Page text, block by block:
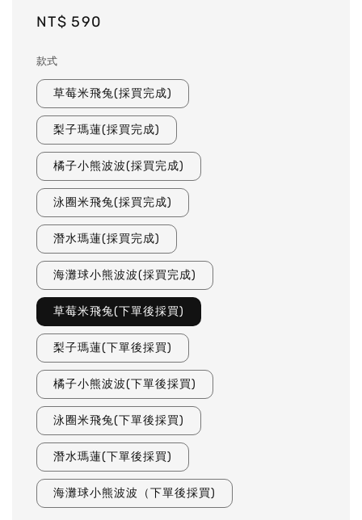
Regular
NT$ 590
款式
草莓米飛兔(採買完成)
梨子瑪蓮(採買完成)
橘子小熊波波(採買完成)
泳圈米飛兔(採買完成)
潛水瑪蓮(採買完成)
海灘球小熊波波(採買完成)
草莓米飛兔(下單後採買)
梨子瑪蓮(下單後採買)
橘子小熊波波(下單後採買)
泳圈米飛兔(下單後採買)
潛水瑪蓮(下單後採買)
海灘球小熊波波（下單後採買)